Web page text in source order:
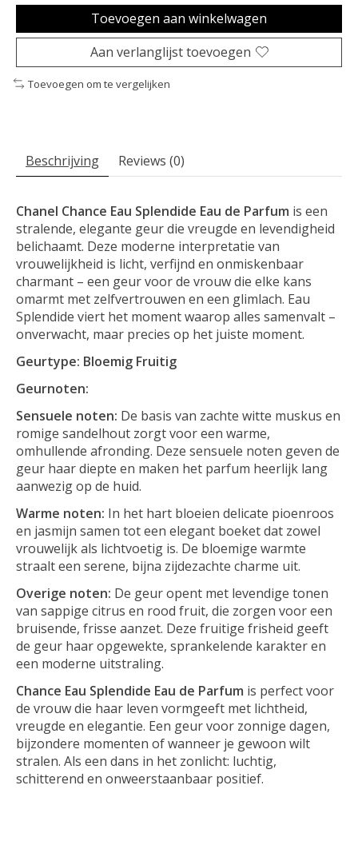
Toevoegen aan winkelwagen
Aan verlanglijst toevoegen
Toevoegen om te vergelijken
Beschrijving Reviews (0)
Chanel Chance Eau Splendide Eau de Parfum is een
stralende, elegante geur die vreugde en levendigheid
belichaamt. Deze moderne interpretatie van
vrouwelijkheid is licht, verfijnd en onmiskenbaar
charmant – een geur voor de vrouw die elke kans
omarmt met zelfvertrouwen en een glimlach. Eau
Splendide viert het moment waarop alles samenvalt –
onverwacht, maar precies op het juiste moment.
Geurtype: Bloemig Fruitig
Geurnoten:
Sensuele noten: De basis van zachte witte muskus en
romige sandelhout zorgt voor een warme,
omhullende afronding. Deze sensuele noten geven de
geur haar diepte en maken het parfum heerlijk lang
aanwezig op de huid.
Warme noten: In het hart bloeien delicate pioenroos
en jasmijn samen tot een elegant boeket dat zowel
vrouwelijk als lichtvoetig is. De bloemige warmte
straalt een serene, bijna zijdezachte charme uit.
Overige noten: De geur opent met levendige tonen
van sappige citrus en rood fruit, die zorgen voor een
bruisende, frisse aanzet. Deze fruitige frisheid geeft
de geur haar opgewekte, sprankelende karakter en
een moderne uitstraling.
Chance Eau Splendide Eau de Parfum is perfect voor
de vrouw die haar leven vormgeeft met lichtheid,
vreugde en elegantie. Een geur voor zonnige dagen,
bijzondere momenten of wanneer je gewoon wilt
stralen. Als een dans in het zonlicht: luchtig,
schitterend en onweerstaanbaar positief.